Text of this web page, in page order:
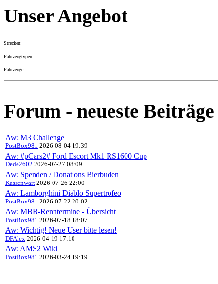
Unser Angebot
Strecken:
Fahrzeugtypen::
Fahrzeuge:
Forum - neueste Beiträge
Aw: M3 Challenge
PostBox981 2026-08-04 19:39
Aw: #pCars2# Ford Escort Mk1 RS1600 Cup
Dede2602 2026-07-27 08:09
Aw: Spenden / Donations Bierbuden
Kassenwart 2026-07-26 22:00
Aw: Lamborghini Diablo Supertrofeo
PostBox981 2026-07-22 20:02
Aw: MBB-Renntermine - Übersicht
PostBox981 2026-07-18 18:07
Aw: Wichtig! Neue User bitte lesen!
DFAlex 2026-04-19 17:10
Aw: AMS2 Wiki
PostBox981 2026-03-24 19:19